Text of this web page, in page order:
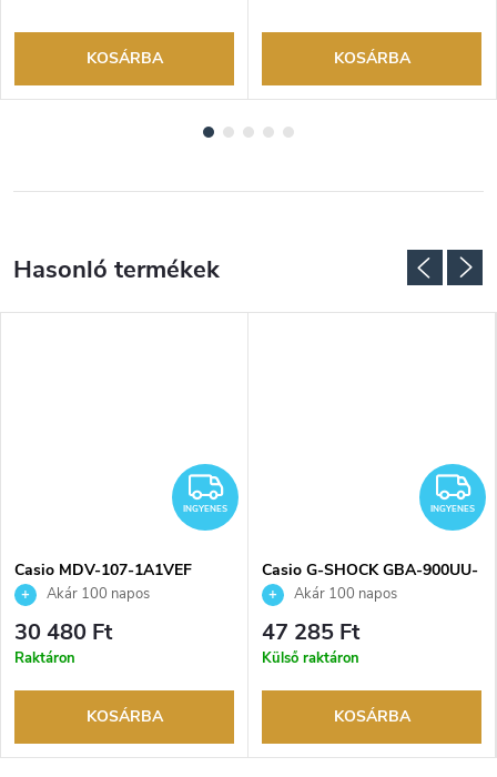
KOSÁRBA KOSÁRBA
INGYENES
INGYENES
Casio MDV-107-1A1VEF
karóraAkár 100 napos
visszaküldési lehetőség. Hivatalos
márkakereskedő.
30 480 Ft
Raktáron
KOSÁRBA
INGYENES
Casio G-SHOCK GBA-900UU-
3AER karóra
Akár 100 napos
visszaküldési lehetőség. Hivatalos
márkakereskedő.
47 285 Ft
Külső raktáron
KOSÁRBA